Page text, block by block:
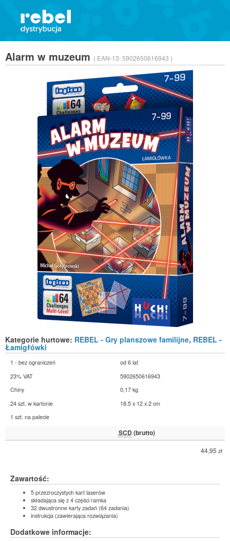
Alarm w muzeum ( EAN-13:5902650616943 )
Kategorie hurtowe: REBEL - Gry planszowe familijne, REBEL -
Łamigłówki
1 - bez ograniczeń
od 6 lat
23% VAT
5902650616943
Chiny
0,17 kg
24 szt. w kartonie
18.5 x 12 x 2 cm
1 szt. na palecie
SCD (brutto)
44,95 zł
Zawartość:
5 przezroczystych kart laserów
składająca się z 4 części ramka
32 dwustronne karty zadań (64 zadania)
instrukcja (zawierająca rozwiązania)
Dodatkowe informacje: